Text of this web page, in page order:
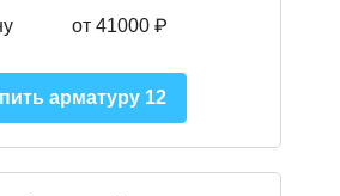
от 41000 ₽
арматуру 12